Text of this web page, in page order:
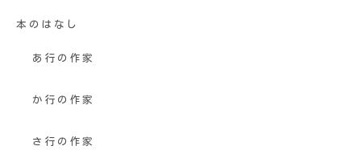
本のはなし
あ行の作家
か行の作家
さ行の作家